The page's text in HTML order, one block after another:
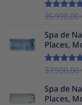
Note5.00
35.990,00
Spa de
Places,
Note5.00
37.990,00
Spa de
Places,